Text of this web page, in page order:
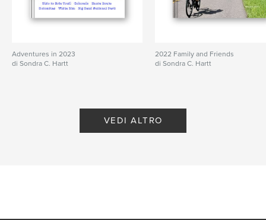
Adventures in 2023
di Sondra C. Hartt
2022 Family and Friends
di Sondra C. Hartt
VEDI ALTRO